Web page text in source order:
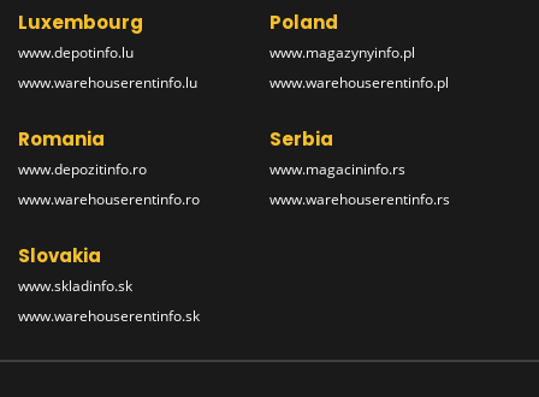
Luxembourg
www.depotinfo.lu
www.warehouserentinfo.lu
Poland
www.magazynyinfo.pl
www.warehouserentinfo.pl
Romania
www.depozitinfo.ro
www.warehouserentinfo.ro
Serbia
www.magacininfo.rs
www.warehouserentinfo.rs
Slovakia
www.skladinfo.sk
www.warehouserentinfo.sk